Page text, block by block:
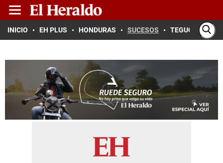
INICIO EH PLUS HONDURAS SUCESOS TEGUCIGALPA